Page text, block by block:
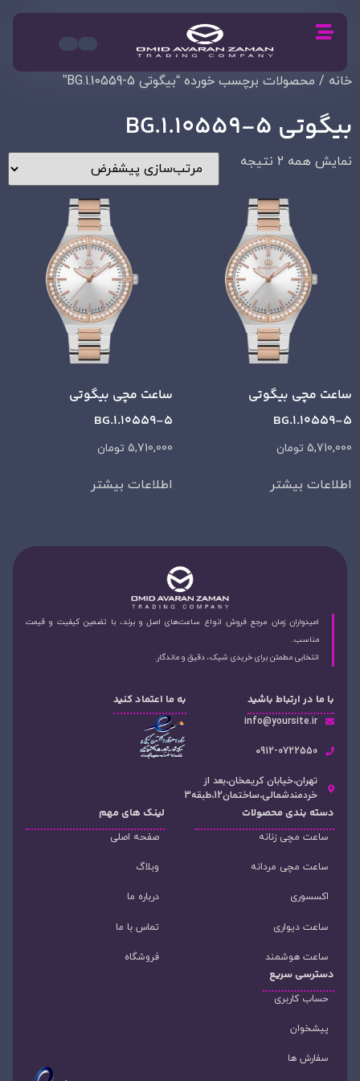
خانه / محصولات برچسب خورده “بیگوتی BG.1.10559-5”
بیگوتی BG.1.10559-5
نمایش همه 2 نتیجه
ساعت مچی بیگوتی
BG.1.10559-5
5,710,000 تومان
اطلاعات بیشتر
ساعت مچی بیگوتی
BG.1.10559-5
5,710,000 تومان
اطلاعات بیشتر
امیدواران زمان مرجع فروش انواع ساعت‌های اصل و برند، با تضمین کیفیت و قیمت
مناسب.
انتخابی مطمئن برای خریدی شیک، دقیق و ماندگار.
با ما در ارتباط باشید
info@yoursite.ir
۰912-0722550
تهران،خیابان کریمخان،بعد از
خردمندشمالی،ساختمان12،طبقه3
به ما اعتماد کنید
دسته‌ بندی محصولات
ساعت مچی زنانه
ساعت مچی مردانه
اکسسوری
ساعت دیواری
ساعت هوشمند
لینک های مهم
صفحه اصلی
وبلاگ
درباره ما
تماس با ما
فروشگاه
دسترسی سریع
حساب کاربری
پیشخوان
سفارش ها